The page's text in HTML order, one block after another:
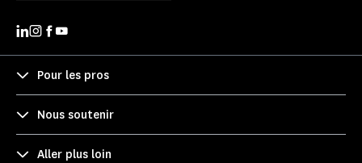
Pour les pros
Nous soutenir
Aller plus loin